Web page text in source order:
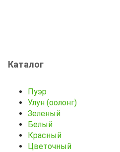
Каталог
Пуэр
Улун (оолонг)
Зеленый
Белый
Красный
Цветочный